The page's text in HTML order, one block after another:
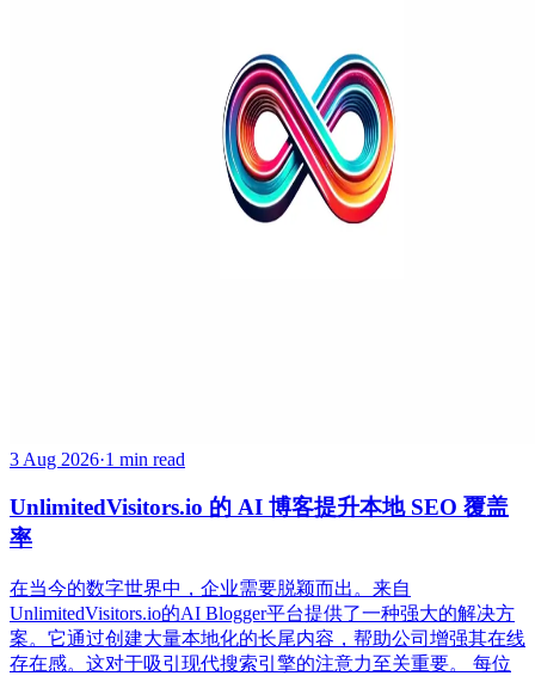
3 Aug 2026·1 min read
UnlimitedVisitors.io 的 AI 博客提升本地 SEO 覆盖
率
在当今的数字世界中，企业需要脱颖而出。来自
UnlimitedVisitors.io的AI Blogger平台提供了一种强大的解决方
案。它通过创建大量本地化的长尾内容，帮助公司增强其在线
存在感。这对于吸引现代搜索引擎的注意力至关重要。 每位